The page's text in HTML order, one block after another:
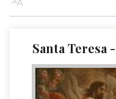
Santa Teresa